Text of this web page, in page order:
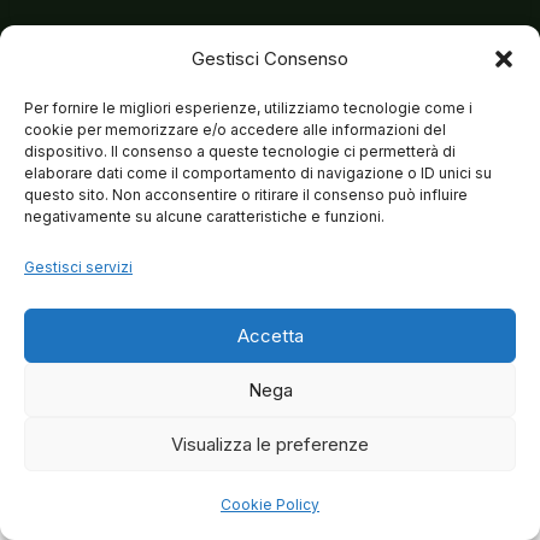
Gestisci Consenso
Per fornire le migliori esperienze, utilizziamo tecnologie come i
cookie per memorizzare e/o accedere alle informazioni del
dispositivo. Il consenso a queste tecnologie ci permetterà di
elaborare dati come il comportamento di navigazione o ID unici su
questo sito. Non acconsentire o ritirare il consenso può influire
negativamente su alcune caratteristiche e funzioni.
Gestisci servizi
Accetta
Nega
Visualizza le preferenze
Cookie Policy